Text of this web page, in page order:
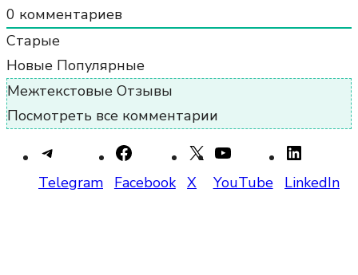
0 комментариев
Старые
Новые Популярные
Межтекстовые Отзывы
Посмотреть все комментарии
Telegram Facebook X YouTube LinkedIn